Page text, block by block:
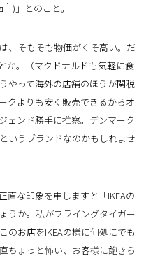
)」とのこと。
、そもそも物価がくそ高い。だ
か。（マクドナルドも気軽に食
やって海外の店舗のほうが関税
クよりも安く販売できるからオ
ェンド勝手に推察。デンマーク
いうブランドなのかもしれませ
直な印象を申しますと「IKEAの
うか。 私がフライングタイガー
のお店をIKEAの様に何処にでも
ちょっと怖い、お客様に飽きら